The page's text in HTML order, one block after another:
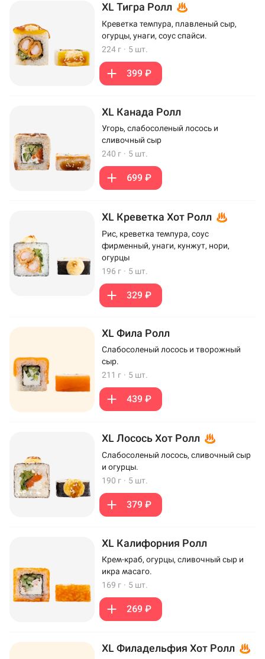
XL Тигра Ролл
Креветка темпура, плавленый сыр,
огурцы, унаги, соус спайси.
224 г · 5 шт.
399 ₽
XL Канада Ролл
Угорь, слабосоленый лосось и
сливочный сыр
240 г · 5 шт.
699 ₽
XL Креветка Хот Ролл
Рис, креветка темпура, соус
фирменный, унаги, кунжут, нори,
огурцы
196 г · 5 шт.
329 ₽
XL Фила Ролл
Слабосоленый лосось и творожный
сыр.
211 г · 5 шт.
439 ₽
XL Лосось Хот Ролл
Слабосоленый лосось, сливочный сыр
и огурцы.
190 г · 5 шт.
379 ₽
XL Калифорния Ролл
Крем-краб, огурцы, сливочный сыр и
икра масаго.
169 г · 5 шт.
269 ₽
XL Филадельфия Хот Ролл